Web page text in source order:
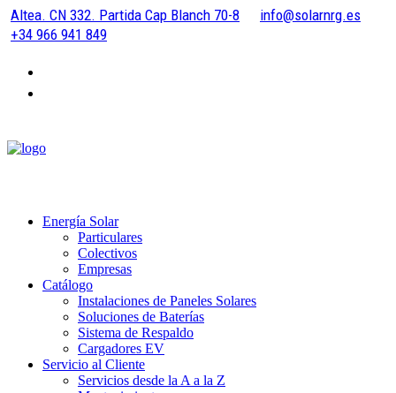
Altea. CN 332. Partida Cap Blanch 70-8
info@solarnrg.es
+34 966 941 849
Energía Solar
Particulares
Colectivos
Empresas
Catálogo
Instalaciones de Paneles Solares
Soluciones de Baterías
Sistema de Respaldo
Cargadores EV
Servicio al Cliente
Servicios desde la A a la Z